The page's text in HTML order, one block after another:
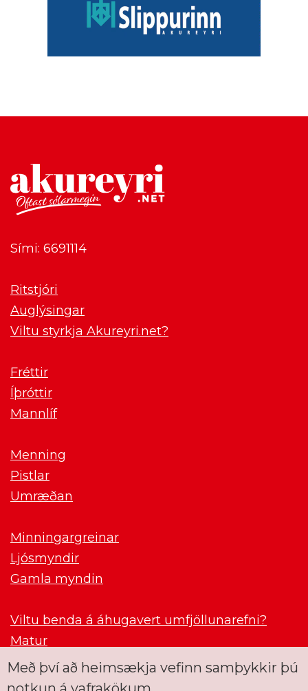
Sími: 6691114
Ritstjóri
Auglýsingar
Viltu styrkja Akureyri.net?
Fréttir
Íþróttir
Mannlíf
Menning
Pistlar
Umræðan
Minningargreinar
Ljósmyndir
Gamla myndin
Viltu benda á áhugavert umfjöllunarefni?
Matur
Með því að heimsækja vefinn samþykkir þú